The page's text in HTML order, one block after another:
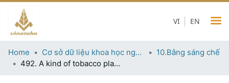
EN
VI
Home Cơ sở dữ liệu khoa học ngành thuốc lá
10.Bằng sáng chế
492. A kind of tobacco planting damage by disease and insect stereo biological prevention and controls-Một loại thiệt hại do sâu bệnh và côn trùng gây ra đối với cây thuốc lá, biện pháp phòng ngừa và kiểm soát sinh học